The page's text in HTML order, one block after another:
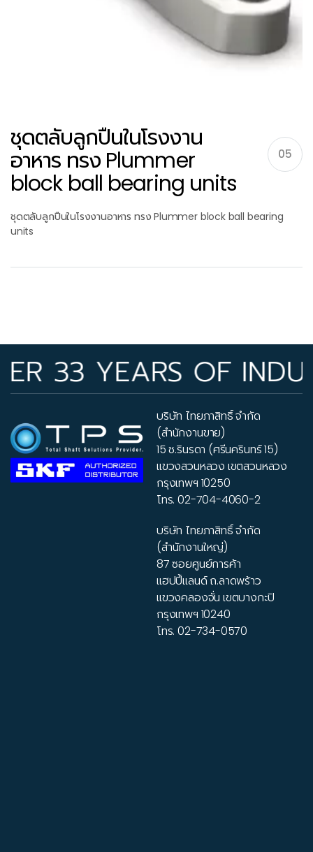
ชุดตลับลูกปืนในโรงงาน
อาหาร ทรง Plummer
block ball bearing units
05
ชุดตลับลูกปืนในโรงงานอาหาร ทรง Plummer block ball bearing
units
YEARS OF
บริษัท ไทยภาสิทธิ์ จำกัด
(สำนักงานขาย)
15 ซ.รินรดา (ศรีนครินทร์ 15)
แขวงสวนหลวง เขตสวนหลวง
กรุงเทพฯ 10250
โทร.02-704-4060-2
บริษัท ไทยภาสิทธิ์ จำกัด
(สำนักงานใหญ่)
87 ซอยศูนย์การค้า
แฮปปี้แลนด์ ถ.ลาดพร้าว
แขวงคลองจั่น เขตบางกะปิ
กรุงเทพฯ 10240
โทร.02-734-0570